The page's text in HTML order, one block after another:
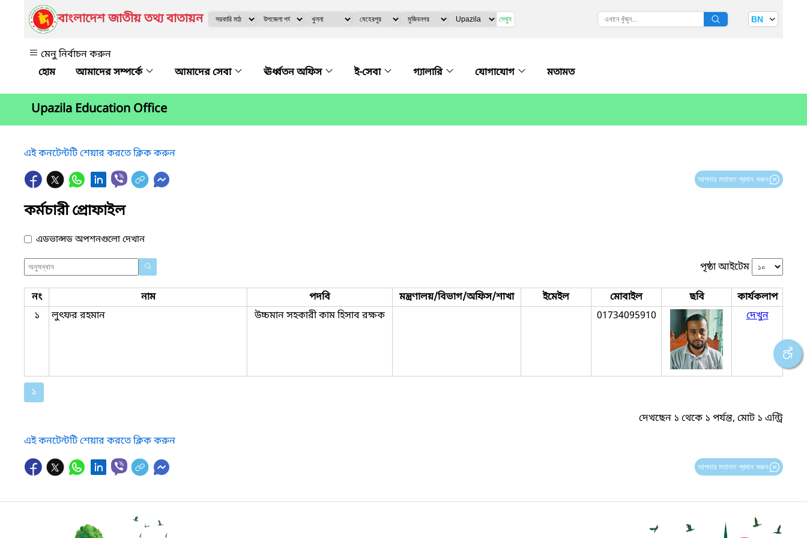
বাংলাদেশ জাতীয় তথ্য বাতায়ন দেখুন BN
মেনু নির্বাচন করুন
আমাদের সম্পর্কে
আমাদের সেবা ঊর্ধ্বতন অফিস ই-সেবা গ্যালারি যোগাযোগ মতামত
Upazila Education Office
এই কনটেন্টটি শেয়ার করতে ক্লিক করুন
আপনার মতামত প্রদান করুন
কর্মচারী প্রোফাইল
এডভান্সড অপশনগুলো দেখান
পৃষ্ঠা আইটেম
নং নাম পদবি মন্ত্রণালয়/বিভাগ/অফিস/শাখা ইমেইল মোবাইল ছবি
কার্যকলাপ
১
লুৎফর রহমান উচ্চমান সহকারী কাম হিসাব রক্ষক 01734095910 দেখুন
১
দেখছেন ১ থেকে ১ পর্যন্ত, মোট ১ এন্ট্রি
এই কনটেন্টটি শেয়ার করতে ক্লিক করুন
আপনার মতামত প্রদান করুন